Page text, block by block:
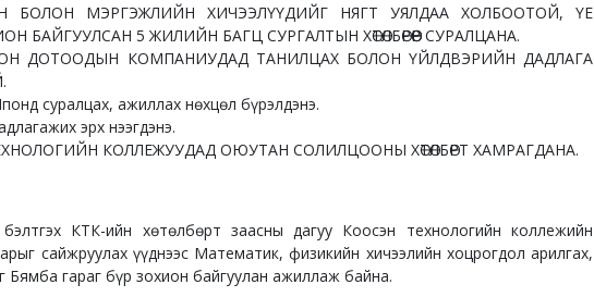
БОЛОН МЭРГЭЖЛИЙН ХИЧЭЭЛҮҮДИЙГ НЯГТ УЯЛДАА ХОЛБООТОЙ, ҮЕ
БАЙГУУЛСАН 5 ЖИЛИЙН БАГЦ СУРГАЛТЫН ХӨТӨЛБӨРӨӨР СУРАЛЦАНА.
ДОТООДЫН КОМПАНИУДАД ТАНИЛЦАХ БОЛОН ҮЙЛДВЭРИЙН ДАДЛАГА
суралцах, ажиллах нөхцөл бүрэлдэнэ.
эрх нээгдэнэ.
КОЛЛЕЖУУДАД ОЮУТАН СОЛИЛЦООНЫ ХӨТӨЛБӨРТ ХАМРАГДАНА.
КТК-ийн хөтөлбөрт заасны дагуу Коосэн технологийн коллежийн
сайжруулах үүднээс Математик, физикийн хичээлийн хоцрогдол арилгах,
Бямба гараг бүр зохион байгуулан ажиллаж байна.